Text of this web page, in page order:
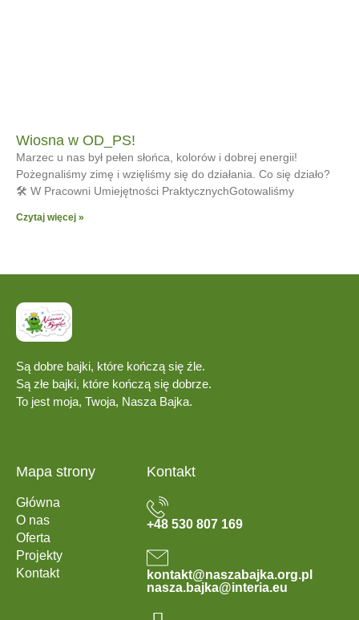
Wiosna w OD_PS!
Marzec u nas był pełen słońca, kolorów i dobrej energii!
Pożegnaliśmy zimę i wzięliśmy się do działania. Co się działo?
🛠 W Pracowni Umiejętności PraktycznychGotowaliśmy
Czytaj więcej »
Są dobre bajki, które kończą się źle.
Są złe bajki, które kończą się dobrze.
To jest moja, Twoja, Nasza Bajka.
Mapa strony
Główna
O nas
Oferta
Projekty
Kontakt
Kontakt
+48 530 807 169
kontakt@naszabajka.org.pl
nasza.bajka@interia.eu